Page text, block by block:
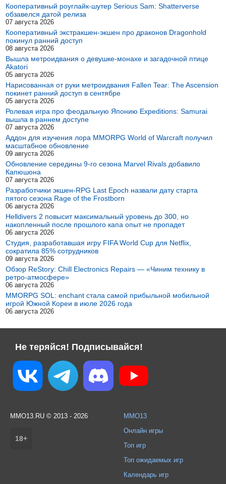
Кооперативный роуглайк-шутер Serious Sam: Shatterverse
обзавелся датой релиза
07 августа 2026
Кооперативный экстракшен-экшен про драконов Dragonhold
покинул ранний доступ
08 августа 2026
Вышла метроидвания о девушке-монахе и загадочной птице
Akatori
05 августа 2026
Нарисованная от руки метроидвания Fallen Tear: The Ascension
покинет ранний доступ в сентябре
05 августа 2026
Ролевая игра про феодальную Японию Expeditions: Samurai
вышла в раннем доступе
07 августа 2026
Аддон для изучения лора MMORPG World of Warcraft получил
масштабное обновление
09 августа 2026
Обновление середины 9-го сезона Marvel Rivals добавило
Капюшона
07 августа 2026
Разработчики экшен-RPG Last Epoch назвали дату старта
пятого сезона Rage of the Frostborn
06 августа 2026
Helldivers 2 повысит максимальный уровень до 300, но
накопленный после прошлого капа опыт не пропадет
06 августа 2026
Студия, разработавшая игру FIFA World Cup для Netflix,
сократила 85% сотрудников
09 августа 2026
Обзор ReStory: Chill Electronics Repairs — «Чиним технику в
ретро-атмосфере»
06 августа 2026
MMORPG SOL: enchant стала самой прибыльной мобильной
игрой Южной Кореи в июле 2026 года
06 августа 2026
Не теряйся! Подписывайся!
MMO13.RU © 2013 - 2026
18+
MMO13
Онлайн игры
Топ игр
Топ ожидаемых игр
Календарь игр